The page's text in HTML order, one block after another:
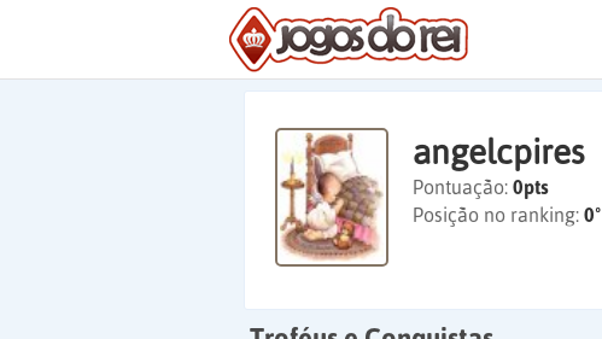
angelcpires
Pontuação: 0pts
Posição no ranking: 0º